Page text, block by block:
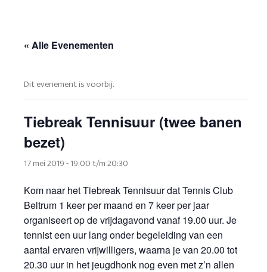
« Alle Evenementen
Dit evenement is voorbij.
Tiebreak Tennisuur (twee banen
bezet)
17 mei 2019 - 19:00t/m20:30
Kom naar het Tiebreak Tennisuur dat Tennis Club
Beltrum 1 keer per maand en 7 keer per jaar
organiseert op de vrijdagavond vanaf 19.00 uur. Je
tennist een uur lang onder begeleiding van een
aantal ervaren vrijwilligers, waarna je van 20.00 tot
20.30 uur in het jeugdhonk nog even met z’n allen